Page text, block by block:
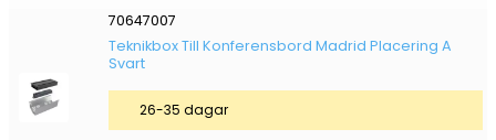
70647007
Teknikbox Till Konferensbord Madrid Placering A
Svart
26-35 dagar